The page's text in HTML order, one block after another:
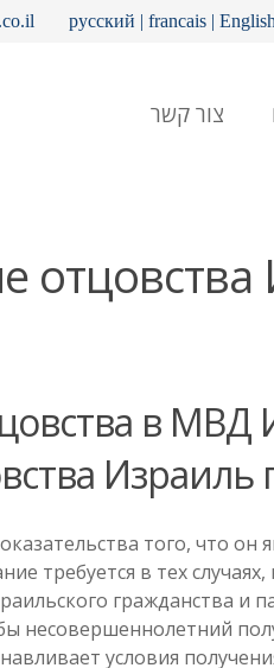
русский |francais |English
צור קשר
в МВД
того, что он
требуется в тех
гражданства и
несовершеннолетний
условия